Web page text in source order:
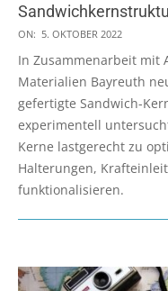
2022-
10-
05
ON: 5. OKTOBER 2022
In Zusammenarbeit mit
Materialien Bayreuth
gefertigte Sandwich-
experimentell
Kerne lastgerecht zu
Halterungen,
funktionalisieren.